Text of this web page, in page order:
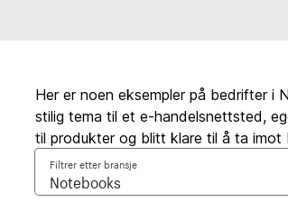
Her er noen eksempler på bedrifter i
stilig tema til et e-handelsnettsted,
til produkter og blitt klare til å ta imot
Filtrer etter bransje